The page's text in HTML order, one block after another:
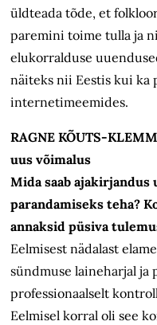
üldteada tõde, et
paremini toime tulla ja
elukorralduse
näiteks nii Eestis kui ka
internetimeemides.
RAGNE KÕUTS-
uus võimalus
Mida saab ajakirjandus
parandamiseks teha?
annaksid püsiva
Eelmisest nädalast
sündmuse laineharjal ja
professionaalselt
Eelmisel korral oli see